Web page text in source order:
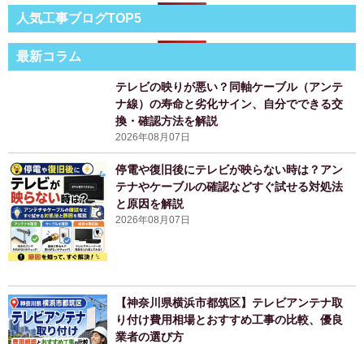
人気工事ブログTOP5
最新コラム
テレビの映りが悪い？同軸ケーブル（アンテ
ナ線）の寿命と劣化サイン、自分でできる交
換・確認方法を解説
2026年08月07日
停電や復旧後にテレビが映らない時は？アン
テナやケーブルの確認などすぐ試せる対処法
と原因を解説
2026年08月07日
【神奈川県横浜市都筑区】テレビアンテナ取
り付け費用相場とおすすめ工事の比較、優良
業者の選び方